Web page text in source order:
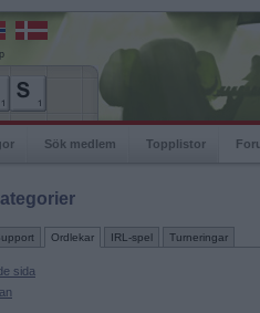
Sök medlem Topplistor
Ordlekar IRL-spel Turneringar
sida